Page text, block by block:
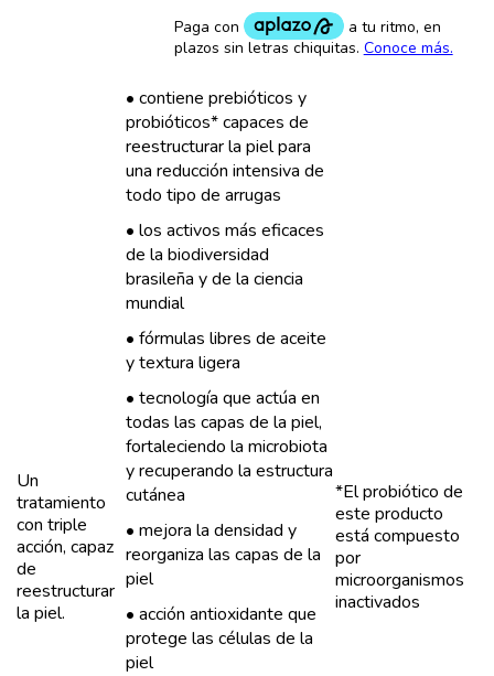
Un
tratamiento
con triple
acción, capaz
de
reestructurar
la piel.
• contiene prebióticos y
probióticos* capaces de
reestructurar la piel para
una reducción intensiva de
todo tipo de arrugas
• los activos más eficaces
de la biodiversidad
brasileña y de la ciencia
mundial
• fórmulas libres de aceite
y textura ligera
• tecnología que actúa en
todas las capas de la piel,
fortaleciendo la microbiota
y recuperando la estructura
cutánea
• mejora la densidad y
reorganiza las capas de la
piel
• acción antioxidante que
protege las células de la
piel
*El probiótico de
este producto
está compuesto
por
microorganismos
inactivados